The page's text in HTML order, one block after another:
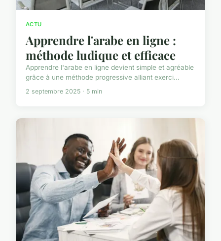
ACTU
Apprendre l'arabe en ligne :
méthode ludique et efficace
Apprendre l'arabe en ligne devient simple et agréable
grâce à une méthode progressive alliant exerci...
2 septembre 2025 · 5 min